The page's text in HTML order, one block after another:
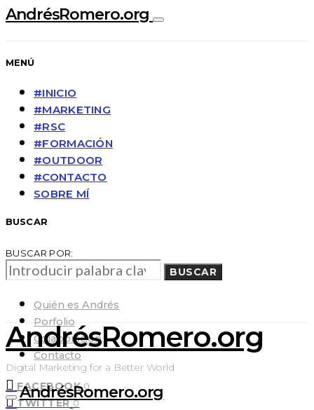
AndrésRomero.org
MENÚ
#INICIO
#MARKETING
#RSC
#FORMACIÓN
#OUTDOOR
#CONTACTO
SOBRE MÍ
BUSCAR
BUSCAR POR:
BUSCAR
Quién es Andrés
Porfolio
Colaboración
Contacto
FACEBOOK 0
TWITTER 0
AndrésRomero.org
Digital Marketing for a Better World
AndrésRomero.org